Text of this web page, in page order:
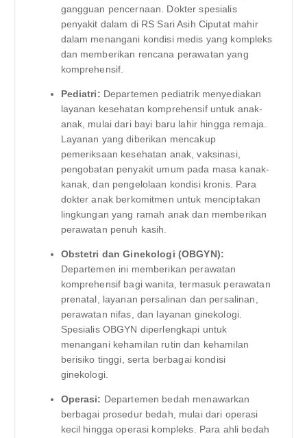
gangguan pencernaan. Dokter spesialis
penyakit dalam di RS Sari Asih Ciputat mahir
dalam menangani kondisi medis yang kompleks
dan memberikan rencana perawatan yang
komprehensif.
Pediatri: Departemen pediatrik menyediakan
layanan kesehatan komprehensif untuk anak-
anak, mulai dari bayi baru lahir hingga remaja.
Layanan yang diberikan mencakup
pemeriksaan kesehatan anak, vaksinasi,
pengobatan penyakit umum pada masa kanak-
kanak, dan pengelolaan kondisi kronis. Para
dokter anak berkomitmen untuk menciptakan
lingkungan yang ramah anak dan memberikan
perawatan penuh kasih.
Obstetri dan Ginekologi (OBGYN):
Departemen ini memberikan perawatan
komprehensif bagi wanita, termasuk perawatan
prenatal, layanan persalinan dan persalinan,
perawatan nifas, dan layanan ginekologi.
Spesialis OBGYN diperlengkapi untuk
menangani kehamilan rutin dan kehamilan
berisiko tinggi, serta berbagai kondisi
ginekologi.
Operasi: Departemen bedah menawarkan
berbagai prosedur bedah, mulai dari operasi
kecil hingga operasi kompleks. Para ahli bedah